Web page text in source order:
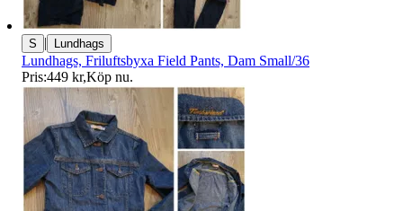
S | Lundhags
Lundhags, Friluftsbyxa Field Pants, Dam Small/36
Pris:449 kr,Köp nu.